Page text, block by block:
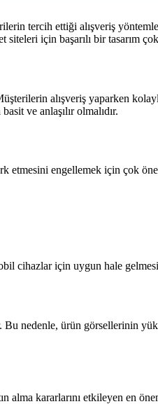
tercih ettiği alışveriş
için başarılı bir tasarım
alışveriş yaparken
ve anlaşılır olmalıdır.
etmesini engellemek için çok
cihazlar için uygun hale
nedenle, ürün görsellerinin
alma kararlarını etkileyen en